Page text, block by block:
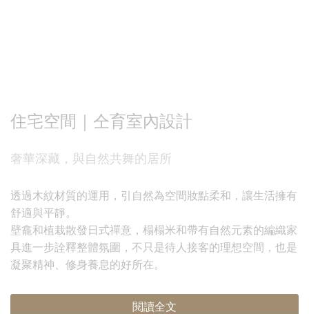
住宅空間｜仝育室內設計
奢華深藏，與自然共舞的居所
透過木紋材質的運用，引自然為空間妝點柔和，讓生活擁有
舒適與平靜。
壁龕和植栽散發日式禪意，榻榻米和帶有自然元素的編織家
具進一步詮釋整體氛圍，不只是待人接客的理想空間，也是
凝聚精神、修身養息的好所在。
閱讀全文